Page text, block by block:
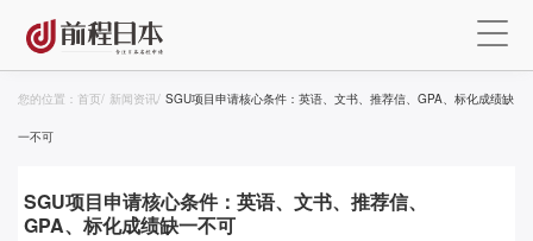
您的位置： 首页/ 新闻资讯/ SGU项目申请核心条件：英语、文书、推荐信、GPA、标化成绩缺
一不可
SGU项目申请核心条件：英语、文书、推荐信、
GPA、标化成绩缺一不可